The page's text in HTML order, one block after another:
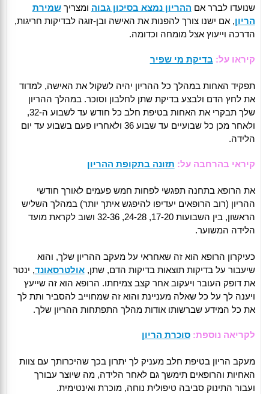
שנועדו לברר אם ההריון נמצא בסיכון גבוה ומצריךשמירת
הריון, אם ישנו צורך להפנות את האישה ובן-זוגה לבדיקות חריגות,
הדרכה וייעוץ אצל מומחה וכדומה.
קיראו על: בדיקת מי שפיר
תפקיד האחות במהלך כל ההריון יהיה לשקול את האישה, למדוד
את לחץ הדם ולבצע בדיקת שתן לחלבון וסוכר. במהלך ההריון
שלך תבקרי את האחות בטיפת חלב כל חודש עד לשבוע ה-32,
ולאחר מכן כל שבועיים עד שבוע 36 ולאחריו פעם בשבוע עד יום
הלידה.
קיראי בהרחבה על: תזונה בתקופת ההריון
את הרופא בתחנה תפגשי לפחות חמש פעמים לאורך חודשי
ההריון (רוב הרופאים יעדיפו להיפגש איתך יותר) במהלך השליש
הראשון, בין השבועות 17-20, 24-28, 32-36 ושוב לקראת מועד
הלידה המשוער.
כעיקרון הרופא הוא זה שאחראי על מעקב ההריון שלך, והוא
שיעבור על בדיקות תוצאות בדיקות הדם, שתן,אולטרסאונד, ינטר
את דופק העובר ויעקוב אחר קצב צמיחתו. הרופא הוא זה שייעץ
ויענה לך על כל שאלה מעניינת והוא זה שמחוייב להסביר ותת לך
את כל המידע שברשותו אודות מהלך התפתחות ההריון שלך.
לקריאה נוספת:סוכרת הריון
מעקב הריון בטיפת חלב מעניק לך יתרון בכך שהיכרותך עם צוות
האחיות והרופאים תימשך גם לאחר הלידה, מה שיוצר עבורך
ועבור התינוק סביבה טיפולית נוחה, מוכרת ואינטימית.